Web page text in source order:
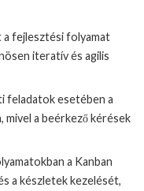
a fejlesztési folyamat
iteratív és agilis
feladatok esetében a
a beérkező kérések
a Kanban
a készletek kezelését,